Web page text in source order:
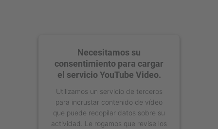
Necesitamos su
consentimiento para cargar
el servicio YouTube Video.
Utilizamos un servicio de terceros
para incrustar contenido de vídeo
que puede recopilar datos sobre su
actividad. Le rogamos que revise los